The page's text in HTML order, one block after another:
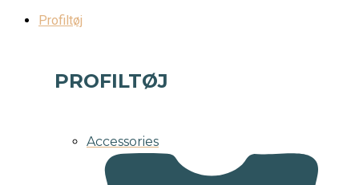
Profiltøj
PROFILTØJ
Accessories